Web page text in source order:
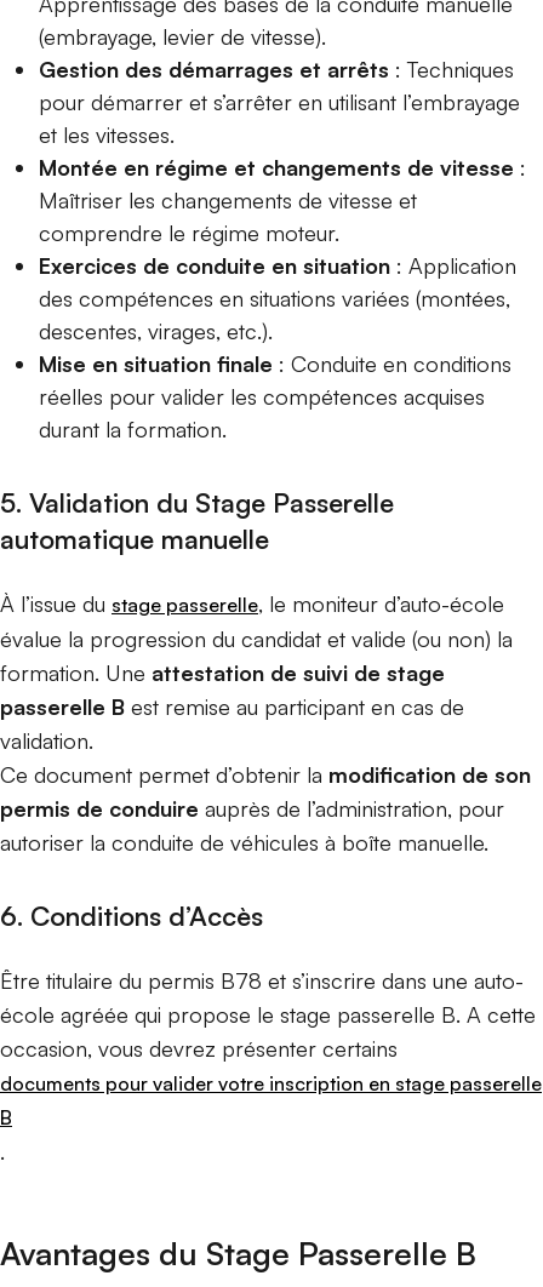
(embrayage, levier de vitesse).
Gestion des démarrages et arrêts : Techniques
pour démarrer et s’arrêter en utilisant l’embrayage
et les vitesses.
Montée en régime et changements de vitesse :
Maîtriser les changements de vitesse et
comprendre le régime moteur.
Exercices de conduite en situation : Application
des compétences en situations variées (montées,
descentes, virages, etc.).
Mise en situation finale : Conduite en conditions
réelles pour valider les compétences acquises
durant la formation.
5. Validation du Stage Passerelle
automatique manuelle
À l’issue du stage passerelle, le moniteur d’auto-école
évalue la progression du candidat et valide (ou non) la
formation. Une attestation de suivi de stage
passerelle B est remise au participant en cas de
validation.
Ce document permet d’obtenir la modification de son
permis de conduire auprès de l’administration, pour
autoriser la conduite de véhicules à boîte manuelle.
6. Conditions d’Accès
Être titulaire du permis B78 et s’inscrire dans une auto-
école agréée qui propose le stage passerelle B. A cette
occasion, vous devrez présenter certains
documents pour valider votre inscription en stage passerelle
B
.
Avantages du Stage Passerelle B